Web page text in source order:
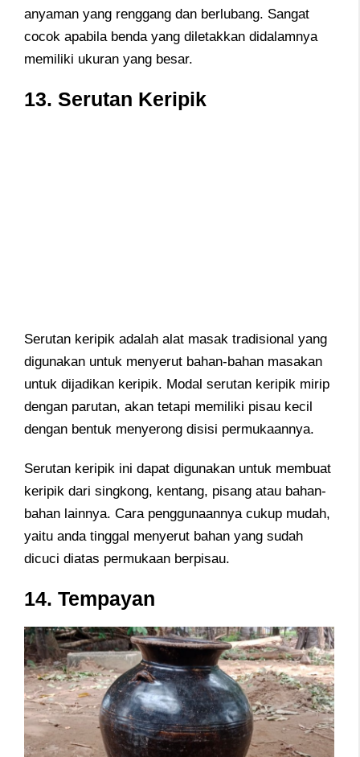
anyaman yang renggang dan berlubang. Sangat
cocok apabila benda yang diletakkan didalamnya
memiliki ukuran yang besar.
13. Serutan Keripik
Serutan keripik adalah alat masak tradisional yang
digunakan untuk menyerut bahan-bahan masakan
untuk dijadikan keripik. Modal serutan keripik mirip
dengan parutan, akan tetapi memiliki pisau kecil
dengan bentuk menyerong disisi permukaannya.
Serutan keripik ini dapat digunakan untuk membuat
keripik dari singkong, kentang, pisang atau bahan-
bahan lainnya. Cara penggunaannya cukup mudah,
yaitu anda tinggal menyerut bahan yang sudah
dicuci diatas permukaan berpisau.
14. Tempayan